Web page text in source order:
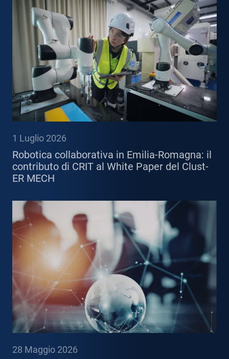
1 Luglio 2026
Robotica collaborativa in Emilia-Romagna: il
contributo di CRIT al White Paper del Clust-
ER MECH
28 Maggio 2026